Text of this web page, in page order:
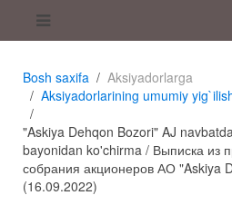
Bosh saxifa
Aksiyadorlarga
Aksiyadorlarining umumiy
"Askiya Dehqon Bozori" AJ
bayonidan ko'chirma / Выписка из
собрания акционеров АО "Askiya
(16.09.2022)